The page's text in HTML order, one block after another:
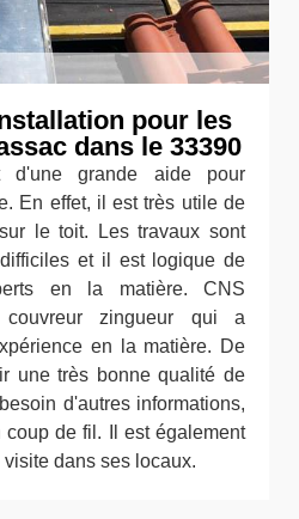
pour les
dans le 33390
d'une grande aide pour
En effet, il est très utile de
le toit. Les travaux sont
et il est logique de
en la matière. CNS
zingueur qui a
en la matière. De
une très bonne qualité de
d'autres informations,
de fil. Il est également
dans ses locaux.